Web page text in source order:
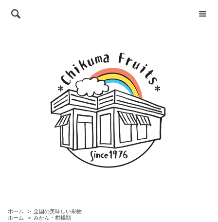
ホーム > 全国の美味しい果物
ホーム
> みかん・柑橘類